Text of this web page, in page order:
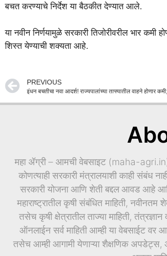
बचत करण्याचे निर्देश या बैठकीत देण्यात आले.
या नवीन निर्णयामुळे सरकारी तिजोरीवरील भार
शिस्त येण्याची शक्यता आहे.
PREVIOUS
महा ॲग्री – आमची वेबसाइट (maha-agri.in)
कोणत्याही सरकारी मंत्रालयाशी काही संबंध
सरकारी योजना आणि शेती बद्दल आवड आहे
महाराष्ट्रातील कृषी संबंधित माहिती, नवीनतम
तसेच कृषी क्षेत्रातील ताज्या माहिती,
ऑनलाईन सर्व माहिती आम्ही या वेबसाईट वर
तसेच आम्ही आगामी येणाऱ्या शैक्षणिक